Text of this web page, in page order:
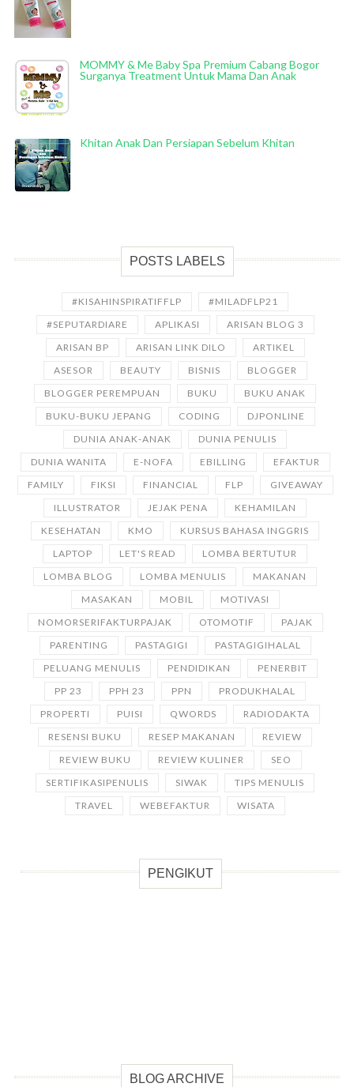
MOMMY & Me Baby Spa Premium Cabang Bogor
Surganya Treatment Untuk Mama Dan Anak
Khitan Anak Dan Persiapan Sebelum Khitan
POSTS LABELS
#KISAHINSPIRATIFFLP
#MILADFLP21
#SEPUTARDIARE
APLIKASI
ARISAN BLOG 3
ARISAN BP
ARISAN LINK DILO
ARTIKEL
ASESOR
BEAUTY BISNIS
BLOGGER
BLOGGER PEREMPUAN
BUKU
BUKU ANAK
BUKU-BUKU JEPANG
CODING
DJPONLINE
DUNIA ANAK-ANAK
DUNIA PENULIS
DUNIA WANITA
E-NOFA EBILLING
EFAKTUR
FAMILY
FIKSI FINANCIAL FLP
GIVEAWAY
ILLUSTRATOR
JEJAK PENA
KEHAMILAN
KESEHATAN
KMO
KURSUS BAHASA INGGRIS
LAPTOP
LET'S READ
LOMBA BERTUTUR
LOMBA BLOG
LOMBA MENULIS
MAKANAN
MASAKAN
MOBIL
MOTIVASI
NOMORSERIFAKTURPAJAK
OTOMOTIF
PAJAK
PARENTING
PASTAGIGI
PASTAGIGIHALAL
PELUANG MENULIS
PENDIDIKAN
PENERBIT
PP 23
PPH 23 PPN
PRODUKHALAL
PROPERTI
PUISI QWORDS
RADIODAKTA
RESENSI BUKU
RESEP MAKANAN
REVIEW
REVIEW BUKU
REVIEW KULINER
SEO
SERTIFIKASIPENULIS
SIWAK
TIPS MENULIS
TRAVEL
WEBEFAKTUR WISATA
PENGIKUT
BLOG ARCHIVE